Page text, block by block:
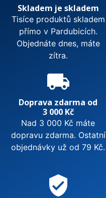
Skladem je skladem
Tisíce produktů skladem
přímo v Pardubicích.
Objednáte dnes, máte
zítra.
local_shipping
Doprava zdarma od
3 000 Kč
Nad 3 000 Kč máte
dopravu zdarma. Ostatní
objednávky už od 79 Kč.
verified_user